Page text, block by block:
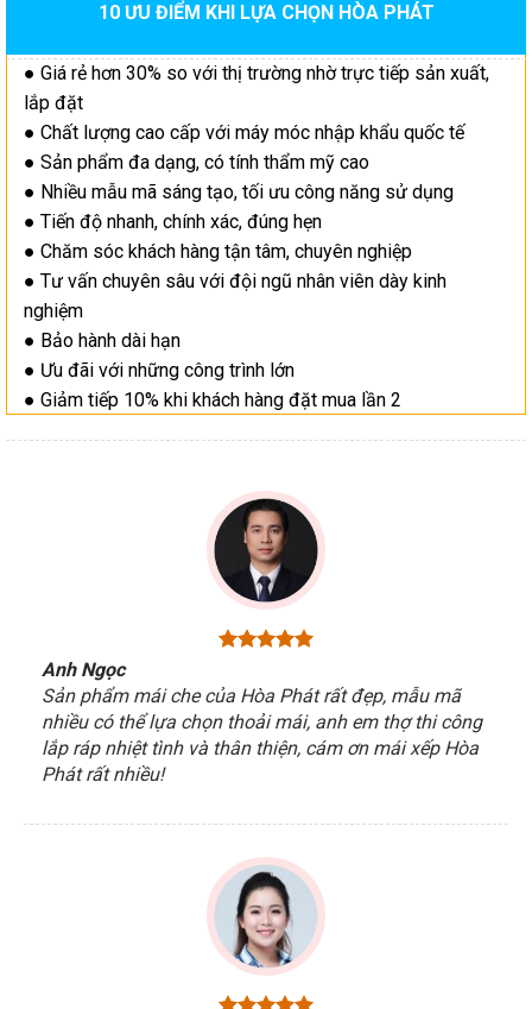
10 ƯU ĐIỂM KHI LỰA CHỌN HÒA PHÁT
● Giá rẻ hơn 30% so với thị trường nhờ trực tiếp sản xuất,
lắp đặt
● Chất lượng cao cấp với máy móc nhập khẩu quốc tế
● Sản phẩm đa dạng, có tính thẩm mỹ cao
● Nhiều mẫu mã sáng tạo, tối ưu công năng sử dụng
● Tiến độ nhanh, chính xác, đúng hẹn
● Chăm sóc khách hàng tận tâm, chuyên nghiệp
● Tư vấn chuyên sâu với đội ngũ nhân viên dày kinh
nghiệm
● Bảo hành dài hạn
● Ưu đãi với những công trình lớn
● Giảm tiếp 10% khi khách hàng đặt mua lần 2
Anh Ngọc
Sản phẩm mái che của Hòa Phát rất đẹp, mẫu mã
nhiều có thể lựa chọn thoải mái, anh em thợ thi công
lắp ráp nhiệt tình và thân thiện, cám ơn mái xếp Hòa
Phát rất nhiều!